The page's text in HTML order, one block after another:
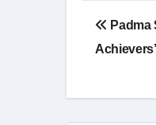
PostPadma